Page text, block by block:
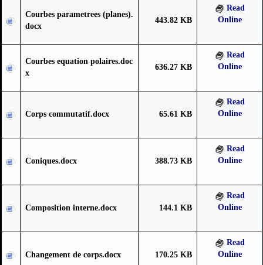
Courbes parametrees (planes).
docx
443.82 KB
Read
Online
Courbes equation polaires.doc
x
636.27 KB
Read
Online
Corps commutatif.docx 65.61 KB
Read
Online
Coniques.docx 388.73 KB
Read
Online
Composition interne.docx 144.1 KB
Read
Online
Changement de corps.docx 170.25 KB
Read
Online